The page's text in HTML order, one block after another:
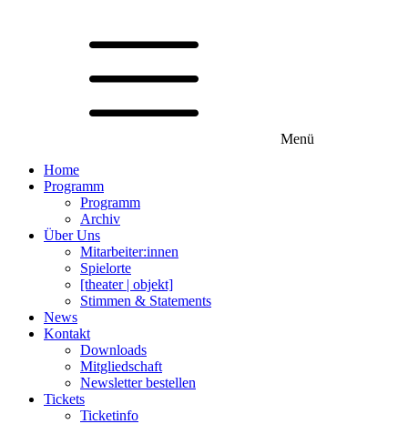
Menü
Home
Programm
Programm
Archiv
Über Uns
Mitarbeiter:innen
Spielorte
[theater | objekt]
Stimmen & Statements
News
Kontakt
Downloads
Mitgliedschaft
Newsletter bestellen
Tickets
Ticketinfo